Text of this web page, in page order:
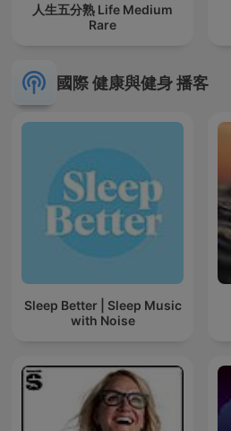
人生五分熟 Life Medium
Rare
國際 健康與健身 播客
Sleep Better | Sleep Music
with Noise